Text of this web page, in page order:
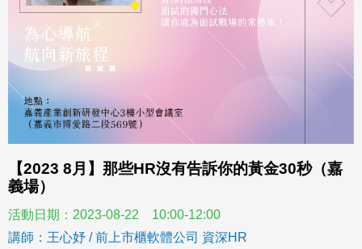
【2023 8月】那些HR沒有告訴你的黃金30秒（嘉
義場）
活動日期：2023-08-22 10:00-12:00
講師：王心妤 / 前上市櫃軟體公司 資深HR